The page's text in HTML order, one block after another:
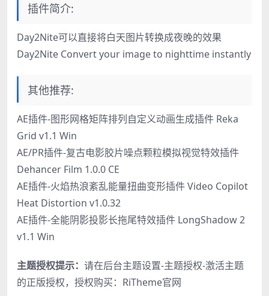
插件简介:
Day2Nite可以直接将白天图片转换成夜晚的效果
Day2Nite Convert your image to nighttime instantly
其他推荐:
AE插件-图形网格矩阵排列自定义动画生成插件 Reka
Grid v1.1 Win
AE/PR插件-复古电影胶片噪点颗粒模拟视觉特效插件
Dehancer Film 1.0.0 CE
AE插件-火焰热浪紊乱能量扭曲变形插件 Video Copilot
Heat Distortion v1.0.32
AE插件-全能阴影投影长拖尾特效插件 LongShadow 2
v1.1 Win
主题授权提示： 请在后台主题设置-主题授权-激活主题
的正版授权，授权购买： RiTheme官网